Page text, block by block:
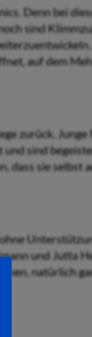
Denn bei
sind
auf dem
zurück. Junge
sind
dass sie selbst
und Jutta
natürlich